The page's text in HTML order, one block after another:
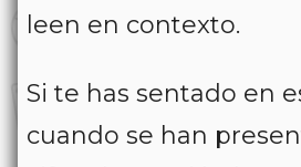
leen en contexto.
Si te has sentado en
cuando se han